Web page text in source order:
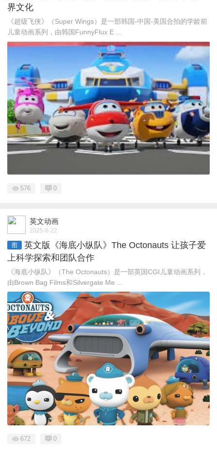
界文化
《超级飞侠》（Super Wings）是一部韩国-中国-美国合拍的学龄前
儿童动画系列，由韩国FunnyFlux E ...
576 0
英文动画
2025-6-22
图
英文版《海底小纵队》The Octonauts 让孩子爱
上科学探索和团队合作
《海底小纵队》（The Octonauts）是一部英国CGI儿童动画系列，
由Brown Bag Films和Silvergate Me ...
672 0